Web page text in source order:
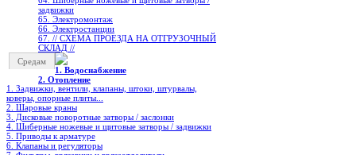
задвижки
65. Электромонтаж
66. Электростанции
67. // СХЕМА ПРОЕЗДА НА ОТГРУЗОЧНЫЙ
СКЛАД //
Средам
1. Водоснабжение
2. Отопление
1. Задвижки, вентили, клапаны, штоки, штурвалы,
коверы, опорные плиты...
2. Шаровые краны
3. Дисковые поворотные затворы / заслонки
4. Шиберные ножевые и щитовые затворы / задвижки
5. Приводы к арматуре
6. Клапаны и регуляторы